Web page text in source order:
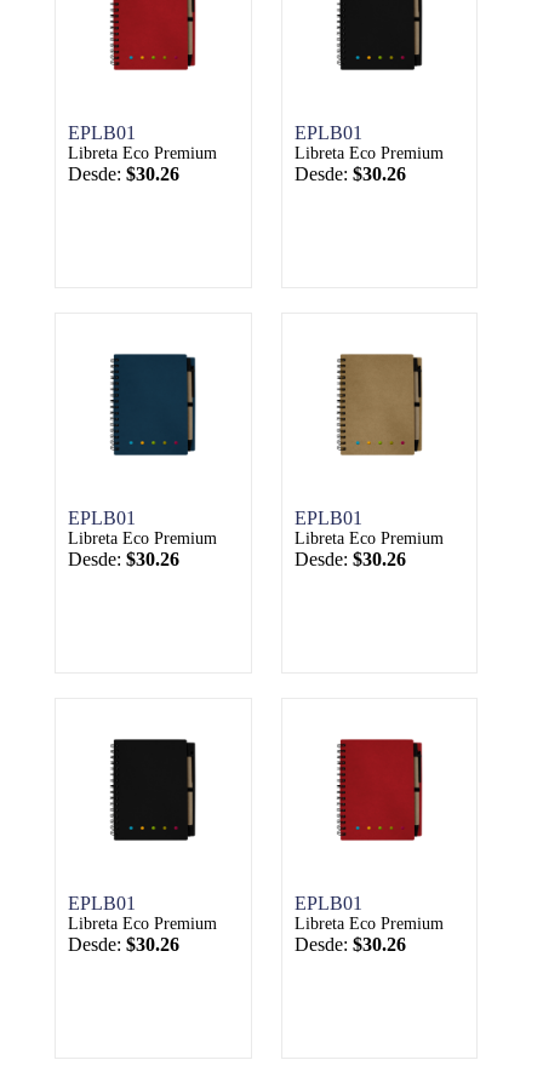
EPLB01
Libreta Eco Premium
Desde:$30.26
EPLB01
Libreta Eco Premium
Desde: $30.26
EPLB01
Libreta Eco Premium
Desde:$30.26
EPLB01
Libreta Eco Premium
Desde: $30.26
EPLB01
Libreta Eco Premium
Desde:$30.26
EPLB01
Libreta Eco Premium
Desde: $30.26